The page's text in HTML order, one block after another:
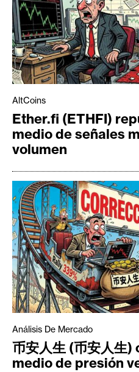
AltCoins
Ether.fi (ETHFI)
medio de señales
volumen
Análisis De Mercado
币安人生 (币安人生
medio de presión